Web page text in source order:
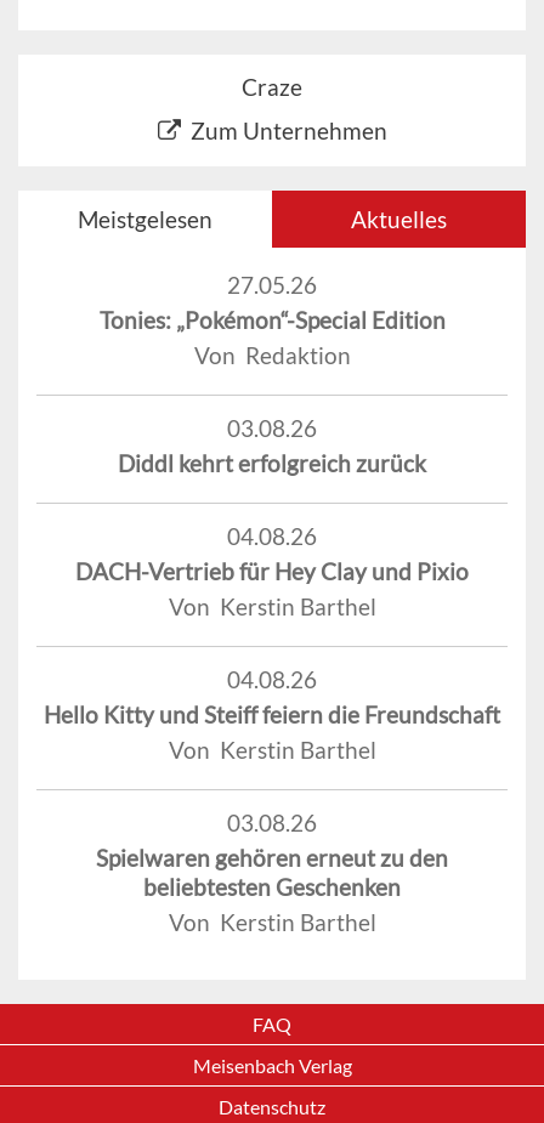
Craze
Zum Unternehmen
Meistgelesen Aktuelles
27.05.26
Tonies: „Pokémon“-Special Edition
Von Redaktion
03.08.26
Diddl kehrt erfolgreich zurück
04.08.26
DACH-Vertrieb für Hey Clay und Pixio
Von Kerstin Barthel
04.08.26
Hello Kitty und Steiff feiern die Freundschaft
Von Kerstin Barthel
03.08.26
Spielwaren gehören erneut zu den
beliebtesten Geschenken
Von Kerstin Barthel
FAQ
Meisenbach Verlag
Datenschutz